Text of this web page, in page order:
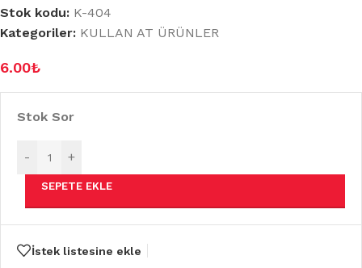
Stok kodu: K-404
Kategoriler: KULLAN AT ÜRÜNLER
6.00₺
Stok Sor
- +
SEPETE EKLE
İstek listesine ekle